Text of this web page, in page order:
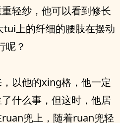
轻纱，他可以看到修长
上的纤细的腰肢在摆动
呢？
以他的xing格，他一定
什么事，但这时，他居
兜上，随着ruan兜轻